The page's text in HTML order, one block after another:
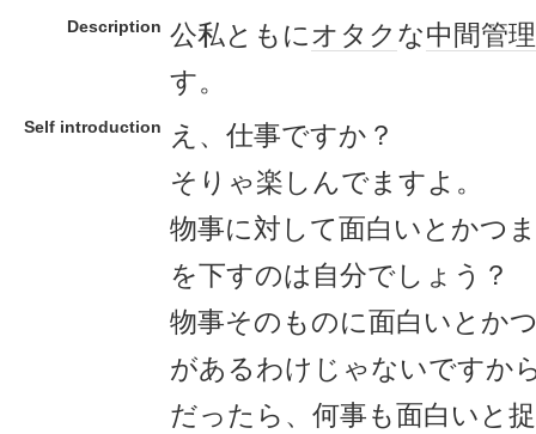
Description 公私ともにオタク な中間管
す。
Self introduction
え、仕事ですか？
そりゃ楽しんでますよ。
物事に対して面白いとかつ
を下すのは自分でしょう？
物事そのものに面白いとか
があるわけじゃないですか
だったら、何事も面白いと